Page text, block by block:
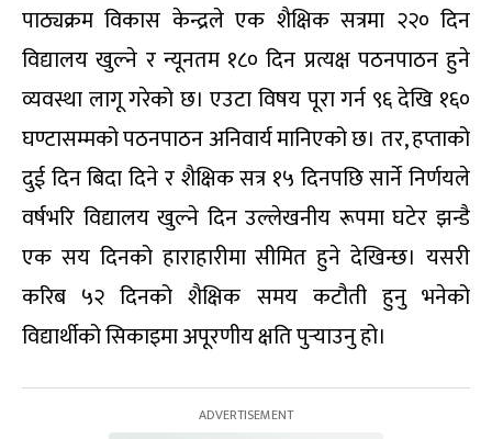
पाठ्यक्रम विकास केन्द्रले एक शैक्षिक सत्रमा २२० दिन
विद्यालय खुल्ने र न्यूनतम १८० दिन प्रत्यक्ष पठनपाठन हुने
व्यवस्था लागू गरेको छ। एउटा विषय पूरा गर्न ९६ देखि १६०
घण्टासम्मको पठनपाठन अनिवार्य मानिएको छ। तर, हप्ताको
दुई दिन बिदा दिने र शैक्षिक सत्र १५ दिनपछि सार्ने निर्णयले
वर्षभरि विद्यालय खुल्ने दिन उल्लेखनीय रूपमा घटेर झन्डै
एक सय दिनको हाराहारीमा सीमित हुने देखिन्छ। यसरी
करिब ५२ दिनको शैक्षिक समय कटौती हुनु भनेको
विद्यार्थीको सिकाइमा अपूरणीय क्षति पुर्‍याउनु हो।